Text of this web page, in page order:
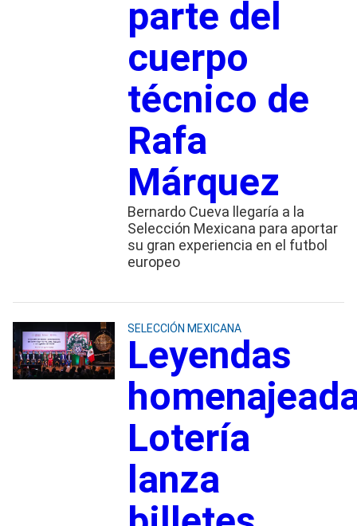
parte del
cuerpo
técnico de
Rafa
Márquez
Bernardo Cueva llegaría a la
Selección Mexicana para aportar
su gran experiencia en el futbol
europeo
SELECCIÓN MEXICANA
Leyendas
Lotería
lanza